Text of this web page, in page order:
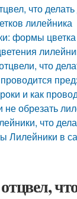
что
лилейника
формы цветка
что
и как
обрезать
что
Лилейники в